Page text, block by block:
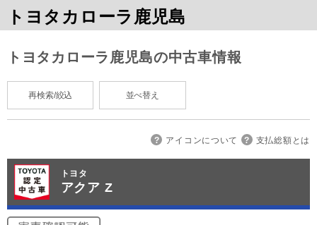
トヨタカローラ鹿児島
トヨタカローラ鹿児島の中古車情報
再検索/絞込 並べ替え
アイコンについて 支払総額とは
トヨタ
アクア Z